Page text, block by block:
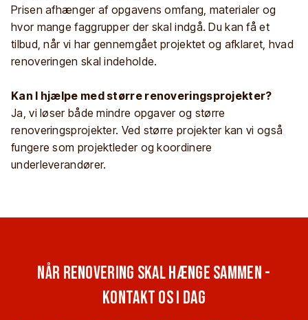
Prisen afhænger af opgavens omfang, materialer og
hvor mange faggrupper der skal indgå. Du kan få et
tilbud, når vi har gennemgået projektet og afklaret, hvad
renoveringen skal indeholde.
Kan I hjælpe med større renoveringsprojekter?
Ja, vi løser både mindre opgaver og større
renoveringsprojekter. Ved større projekter kan vi også
fungere som projektleder og koordinere
underleverandører.
Når renovering skal hænge sammen -
kontakt os i dag